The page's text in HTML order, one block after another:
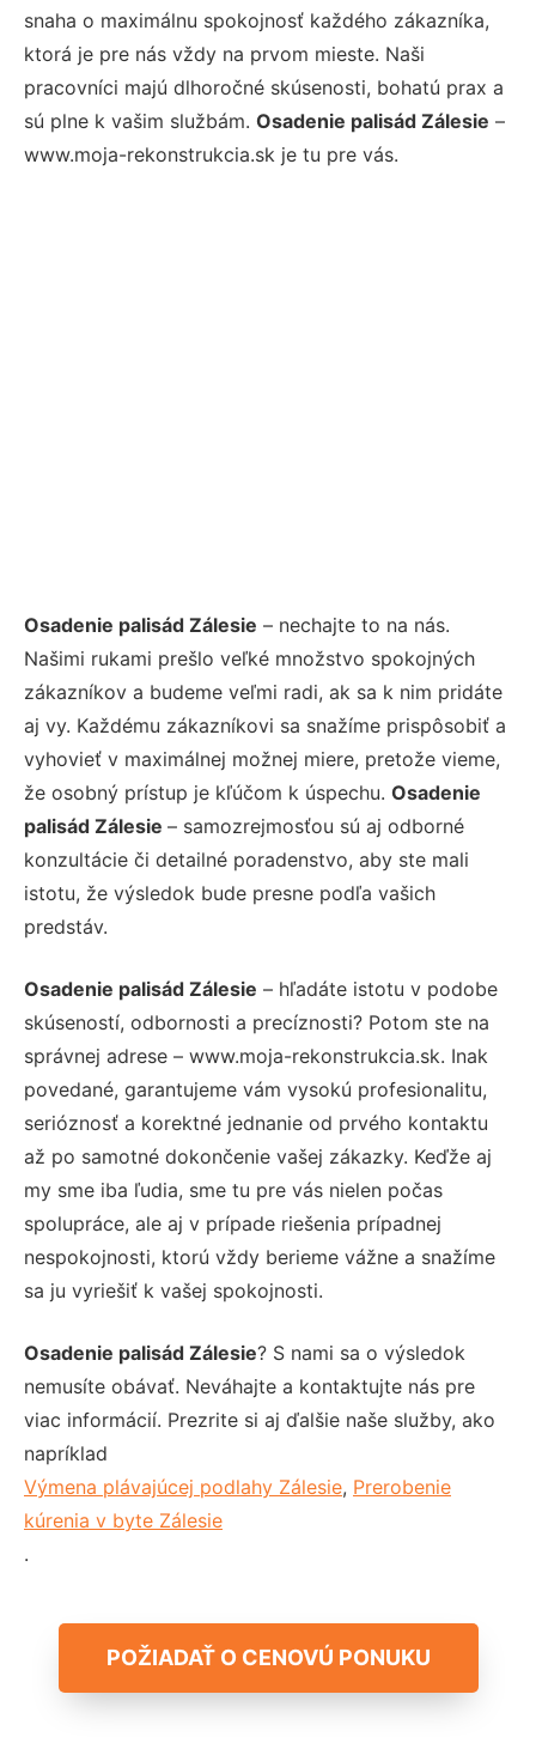
snaha o maximálnu spokojnosť každého zákazníka,
ktorá je pre nás vždy na prvom mieste. Naši
pracovníci majú dlhoročné skúsenosti, bohatú prax a
sú plne k vašim službám. Osadenie palisád Zálesie –
www.moja-rekonstrukcia.sk je tu pre vás.
Osadenie palisád Zálesie – nechajte to na nás.
Našimi rukami prešlo veľké množstvo spokojných
zákazníkov a budeme veľmi radi, ak sa k nim pridáte
aj vy. Každému zákazníkovi sa snažíme prispôsobiť a
vyhovieť v maximálnej možnej miere, pretože vieme,
že osobný prístup je kľúčom k úspechu. Osadenie
palisád Zálesie – samozrejmosťou sú aj odborné
konzultácie či detailné poradenstvo, aby ste mali
istotu, že výsledok bude presne podľa vašich
predstáv.
Osadenie palisád Zálesie – hľadáte istotu v podobe
skúseností, odbornosti a precíznosti? Potom ste na
správnej adrese – www.moja-rekonstrukcia.sk. Inak
povedané, garantujeme vám vysokú profesionalitu,
serióznosť a korektné jednanie od prvého kontaktu
až po samotné dokončenie vašej zákazky. Keďže aj
my sme iba ľudia, sme tu pre vás nielen počas
spolupráce, ale aj v prípade riešenia prípadnej
nespokojnosti, ktorú vždy berieme vážne a snažíme
sa ju vyriešiť k vašej spokojnosti.
Osadenie palisád Zálesie? S nami sa o výsledok
nemusíte obávať. Neváhajte a kontaktujte nás pre
viac informácií. Prezrite si aj ďalšie naše služby, ako
napríklad
Výmena plávajúcej podlahy Zálesie, Prerobenie
kúrenia v byte Zálesie
.
POŽIADAŤ O CENOVÚ PONUKU